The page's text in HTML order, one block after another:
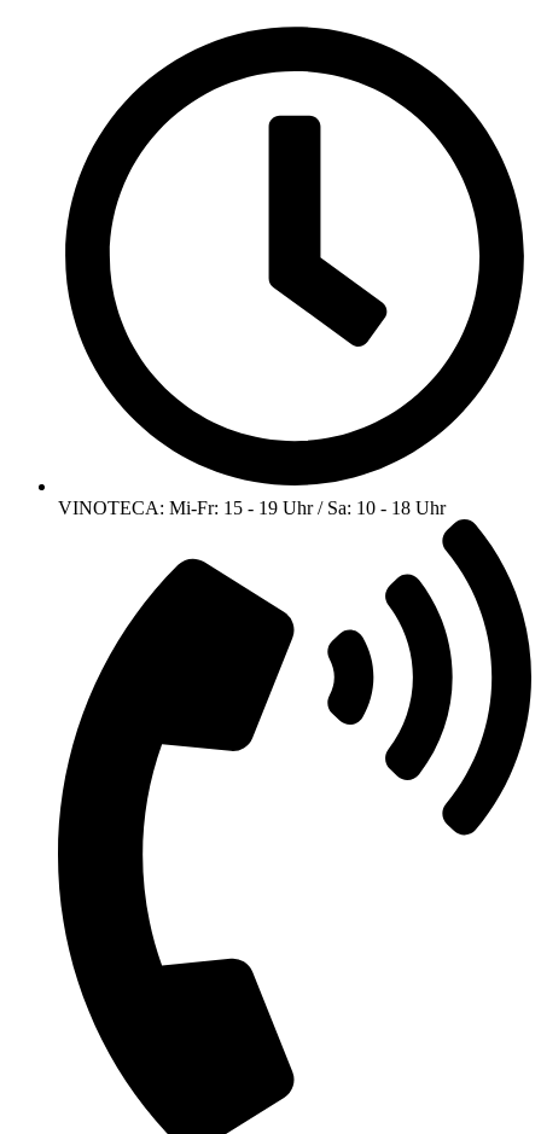
VINOTECA: Mi-Fr: 15 - 19 Uhr / Sa: 10 - 18 Uhr